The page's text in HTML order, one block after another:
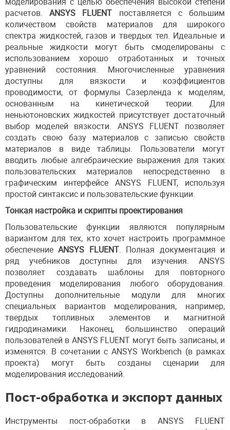
расчетов.ANSYS FLUENT поставляется с большим
количеством свойств материалов для широкого
спектра жидкостей, газов и твердых тел. Идеальные и
реальные жидкости могут быть смоделированы с
использованием хорошо отработанных и точных
уравнений состояния. Многочисленные уравнения
доступны для вязкости и коэффициентов
проводимости, от формулы Сазерленда к моделям,
основанным на кинетической теории. Для
неньютоновских жидкостей присутствует достаточный
выбор моделей вязкости. ANSYS FLUENT позволяет
создать свою базу материалов с записью свойств
материалов в виде таблицы. Пользователи могут
вводить любые алгебраические выражения для таких
пользовательских материалов непосредственно в
графическим интерфейсе ANSYS FLUENT, используя
простой синтаксис и пользовательские функции.
Тонкая настройка и скрипты проектирования
Пользовательские функции являются популярным
вариантом для тех, кто хочет настроить программное
обеспечениеANSYS FLUENT. Полная документация и
ряд учебников доступны для изучения. ANSYS
позволяет создавать шаблоны для повторного
проведения моделирования любого оборудования.
Доступны дополнительные модули для многих
специальных вариантов моделирования, например,
твердых топливных элементов и магнитной
гидродинамики. Наконец, большинство операций
пользователей в ANSYS FLUENT могут быть записаны, и
изменятся. В сочетании с ANSYS Workbench (в рамках
проекта) могут быть созданы сценарии для
моделирования исследований.
Пост-обработка и экспорт данных
Инструменты пост-обработки в ANSYS FLUENT